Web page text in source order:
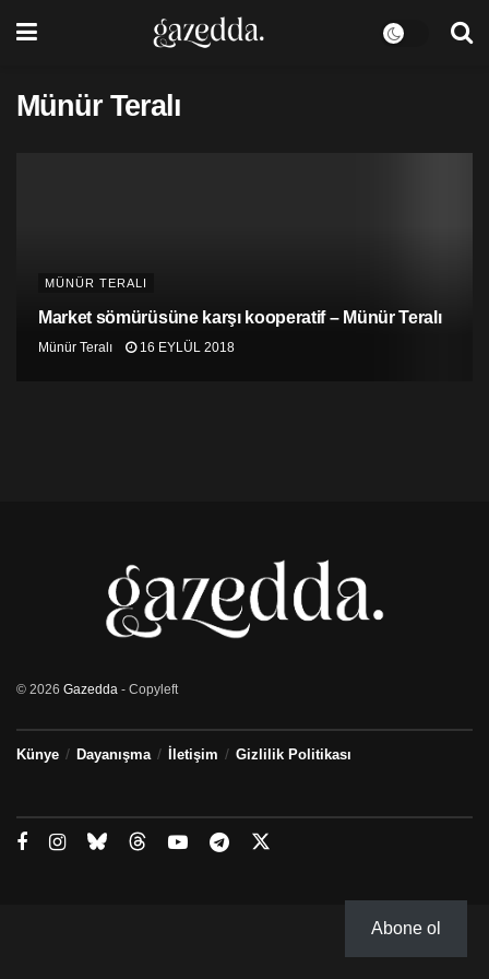
Münür Teralı
MÜNÜR TERALI
Market sömürüsüne karşı kooperatif – Münür Teralı
Münür Teralı 16 EYLÜL 2018
© 2026 Gazedda - Copyleft
Künye Dayanışma İletişim Gizlilik Politikası
Abone ol